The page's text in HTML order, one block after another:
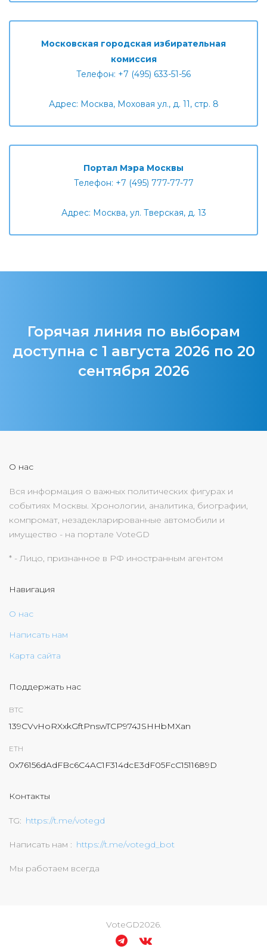
Московская городская избирательная
комиссия
Телефон: +7 (495) 633-51-56
Адрес: Москва, Моховая ул., д. 11, стр. 8
Портал Мэра Москвы
Телефон: +7 (495) 777-77-77
Адрес: Москва, ул. Тверская, д. 13
Горячая линия по выборам
доступна с 1 августа 2026 по 20
сентября 2026
О нас
Вся информация о важных политических фигурах и
событиях Москвы. Хронологии, аналитика, биографии,
компромат, незадекларированные автомобили и
имущество - на портале VoteGD
* - Лицо, признанное в РФ иностранным агентом
Навигация
О нас
Написать нам
Карта сайта
Поддержать нас
BTC
139CVvHoRXxkGftPnswTCP974JSHHbMXan
ETH
0x76156dAdFBc6C4AC1F314dcE3dF05FcC1511689D
Контакты
TG https://t.me/votegd
Написать нам https://t.me/votegd_bot
Мы работаем всегда
VoteGD2026.